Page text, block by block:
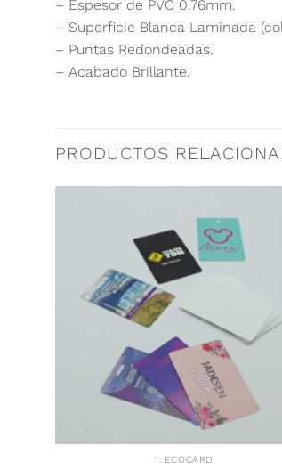
– Espesor de PVC 0.76mm.
– Superficie Blanca Laminada
– Puntas Redondeadas.
– Acabado Brillante.
PRODUCTOS
1. ECOCARD